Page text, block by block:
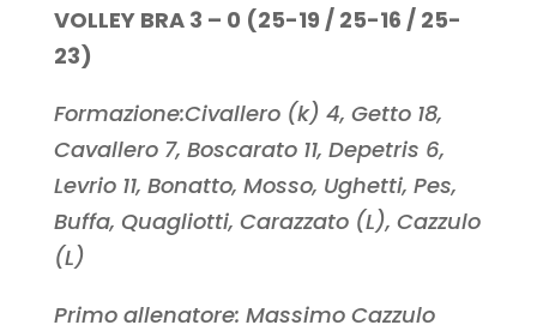
VOLLEY BRA 3 – 0 (25-19 / 25-16 / 25-
23)
Formazione:Civallero (k) 4, Getto 18,
Cavallero 7, Boscarato 11, Depetris 6,
Levrio 11, Bonatto, Mosso, Ughetti, Pes,
Buffa, Quagliotti, Carazzato (L), Cazzulo
(L)
Primo allenatore: Massimo Cazzulo